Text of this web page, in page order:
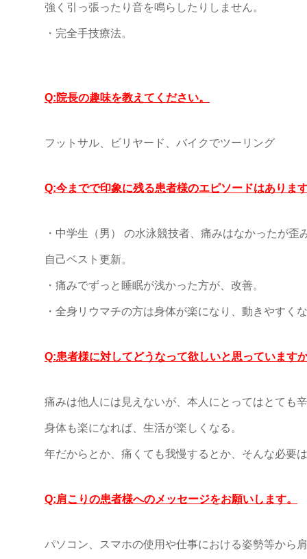
強く引っ張ったり音を鳴らしたりしません。
・完全手技療法。
Q:院長の趣味を教えてください。
フットサル、ビリヤード、バイクでツーリング
Q:今までで印象に残る患者様のエピソードはありま
・中学生（男） の水泳競技者、痛みはなかったが歪
自己ベスト更新。
・痛みでずっと睡眠が浅かった方が、改善。
・全身リウマチの方は身体が楽になり、動きやすく
Q:患者様に対してどうなって欲しいと思っています
痛みは他人には見えないが、本人にとってはとても
身体も楽になれば、生活が楽しくなる。
年だからとか、痛くても我慢するとか、そんな必要
Q:肩こりの患者様へのメッセージをお願いします。
パソコン、スマホの使用や仕事における姿勢等から